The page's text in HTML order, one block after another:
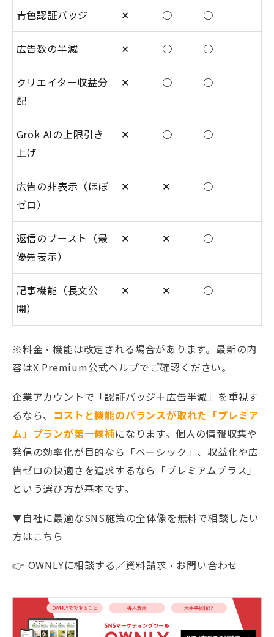
青色認証バッジ ✕ ○ ○
広告数の半減 ✕ ○ ○
クリエイター収益分
配
✕ ○ ○
Grok AIの上限引き
上げ
✕ ○ ○
広告の非表示（ほぼ
ゼロ）
✕ ✕ ○
返信のブースト（最
優先表示）
✕ ✕ ○
記事機能（長文公
開）
✕ ✕ ○
※料金・機能は改定される場合があります。最新の内
容はX Premium公式ヘルプでご確認ください。
企業アカウントで「認証バッジ＋広告半減」を重視す
るなら、 コストと機能のバランスが取れた「プレミア
ム」プランが第一候補になります。個人の情報収集や
発信の効率化が目的なら「ベーシック」、収益化や広
告ゼロの快適さを追求するなら「プレミアムプラス」
という選び方が基本です。
▼自社に最適なSNS施策の全体像を無料で相談したい
方はこちら
👉 OWNLYに相談する／資料請求・お問い合わせ